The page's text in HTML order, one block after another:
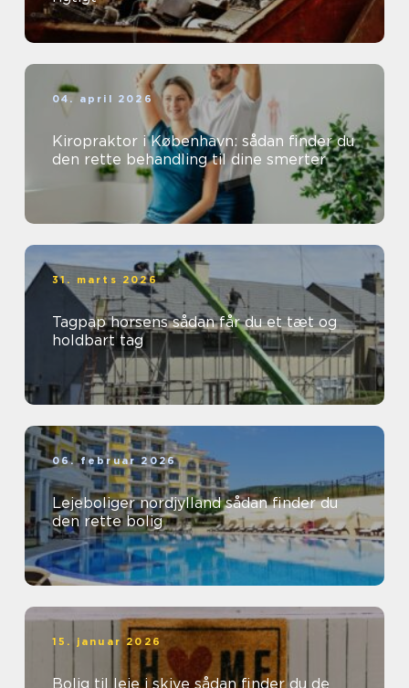
04. april 2026
Kiropraktor i København: sådan finder du
den rette behandling til dine smerter
31. marts 2026
Tagpap horsens sådan får du et tæt og
holdbart tag
06. februar 2026
Lejeboliger nordjylland sådan finder du
den rette bolig
15. januar 2026
Bolig til leje i skive sådan finder du de